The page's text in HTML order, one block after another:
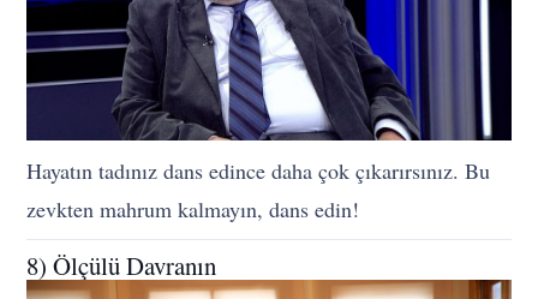
Hayatın tadınız dans edince daha çok çıkarırsınız. Bu
zevkten mahrum kalmayın, dans edin!
8) Ölçülü Davranın